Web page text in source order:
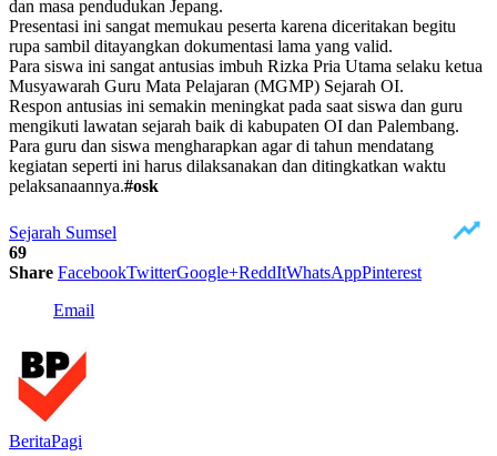
dan masa pendudukan Jepang.
Presentasi ini sangat memukau peserta karena diceritakan begitu
rupa sambil ditayangkan dokumentasi lama yang valid.
Para siswa ini sangat antusias imbuh Rizka Pria Utama selaku ketua
Musyawarah Guru Mata Pelajaran (MGMP) Sejarah OI.
Respon antusias ini semakin meningkat pada saat siswa dan guru
mengikuti lawatan sejarah baik di kabupaten OI dan Palembang.
Para guru dan siswa mengharapkan agar di tahun mendatang
kegiatan seperti ini harus dilaksanakan dan ditingkatkan waktu
pelaksanaannya.#osk
Sejarah Sumsel
69
Share FacebookTwitterGoogle+ReddItWhatsAppPinterest
Email
BeritaPagi